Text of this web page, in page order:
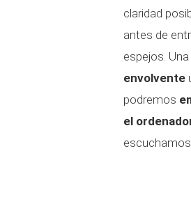
claridad
antes de
espejos.
envolvente
podremos
el